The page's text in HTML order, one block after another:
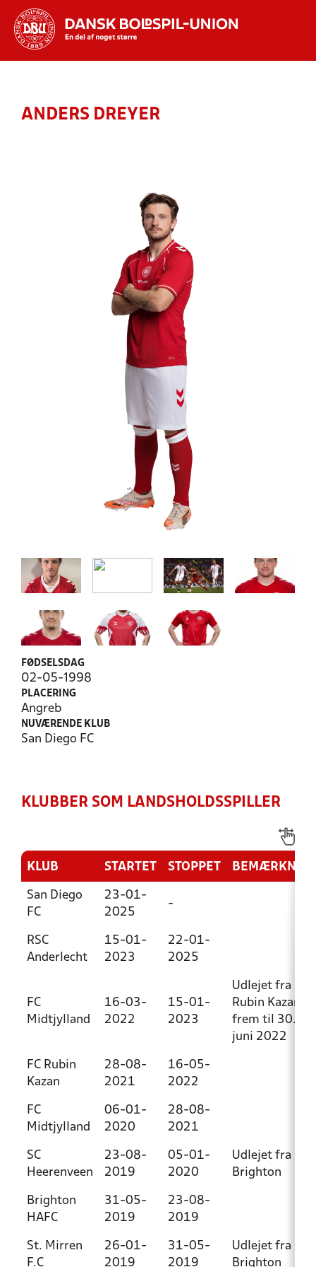
ANDERS DREYER
FØDSELSDAG
02-05-1998
PLACERING
Angreb
NUVÆRENDE KLUB
San Diego FC
KLUBBER SOM LANDSHOLDSSPILLER
KLUB STARTET STOPPET
San Diego
FC
23-01-
2025
-
RSC
Anderlecht
15-01-
2023
22-01-
2025
FC
Midtjylland
16-03-
2022
15-01-
2023
Udlejet fra
Rubin Kazan
frem til 30.
juni 2022
FC Rubin
Kazan
28-08-
2021
16-05-
2022
FC
Midtjylland
06-01-
2020
28-08-
2021
SC
Heerenveen
23-08-
2019
05-01-
2020
Udlejet fra
Brighton
Brighton
HAFC
31-05-
2019
23-08-
2019
St. Mirren
F.C
26-01-
2019
31-05-
2019
Udlejet fra
Brighton